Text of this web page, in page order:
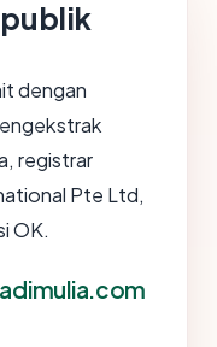
dengan
registrar
Pte Ltd,
OK.